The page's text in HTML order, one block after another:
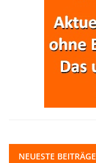
NEUESTE BEITRÄGE